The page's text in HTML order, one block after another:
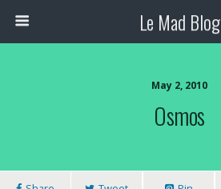
Le Mad Blog
May 2, 2010
Osmos